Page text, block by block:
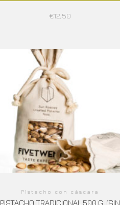
€12,50
Pistacho con cáscara
PISTACHO TRADICIONAL 500 G. (SIN